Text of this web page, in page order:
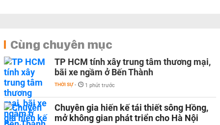
Cùng chuyên mục
TP HCM tính xây trung tâm thương mại,
bãi xe ngầm ở Bến Thành
THỜI SỰ - 1 phút trước
Chuyên gia hiến kế tái thiết sông Hồng,
mở không gian phát triển cho Hà Nội